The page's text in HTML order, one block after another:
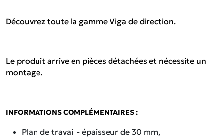
Découvrez toute la gamme Viga de direction.
Le produit arrive en pièces détachées et nécessite un
montage.
INFORMATIONS COMPLÉMENTAIRES :
Plan de travail - épaisseur de 30 mm,